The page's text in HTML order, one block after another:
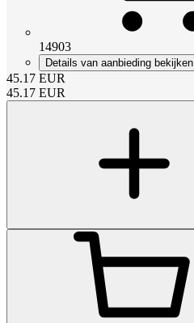
14903
Details van aanbieding bekijken
45.17 EUR
45.17 EUR